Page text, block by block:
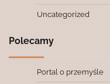
Uncategorized
Polecamy
Portal o przemyśle